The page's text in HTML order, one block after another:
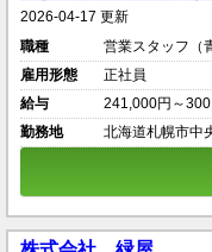
2026-04-17 更新
職種
営業スタッフ（
雇用形態
正社員
給与
241,000円～
勤務地
北海道札幌市中